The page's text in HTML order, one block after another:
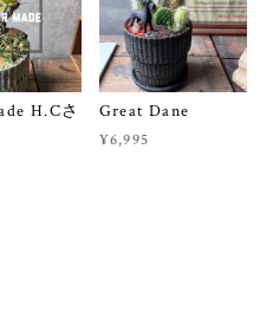
H.Cさ
Great Dane
¥6,995